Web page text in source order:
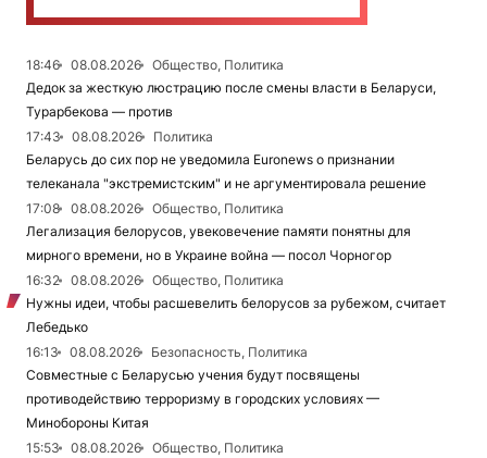
18:46 08.08.2026
Общество, Политика
Дедок за жесткую люстрацию после смены власти в Беларуси,
Турарбекова — против
17:43
08.08.2026
Политика
Беларусь до сих пор не уведомила Euronews о признании
телеканала "экстремистским" и не аргументировала решение
17:08
08.08.2026
Общество, Политика
Легализация белорусов, увековечение памяти понятны для
мирного времени, но в Украине война — посол Чорногор
16:32
08.08.2026
Общество, Политика
Нужны идеи, чтобы расшевелить белорусов за рубежом, считает
Лебедько
16:13
08.08.2026
Безопасность, Политика
Совместные с Беларусью учения будут посвящены
противодействию терроризму в городских условиях —
Минобороны Китая
15:53
08.08.2026
Общество, Политика